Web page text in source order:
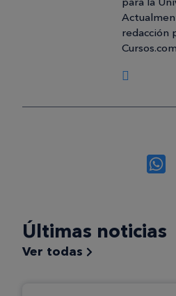
redacción
Últimas noticias
Ver todas